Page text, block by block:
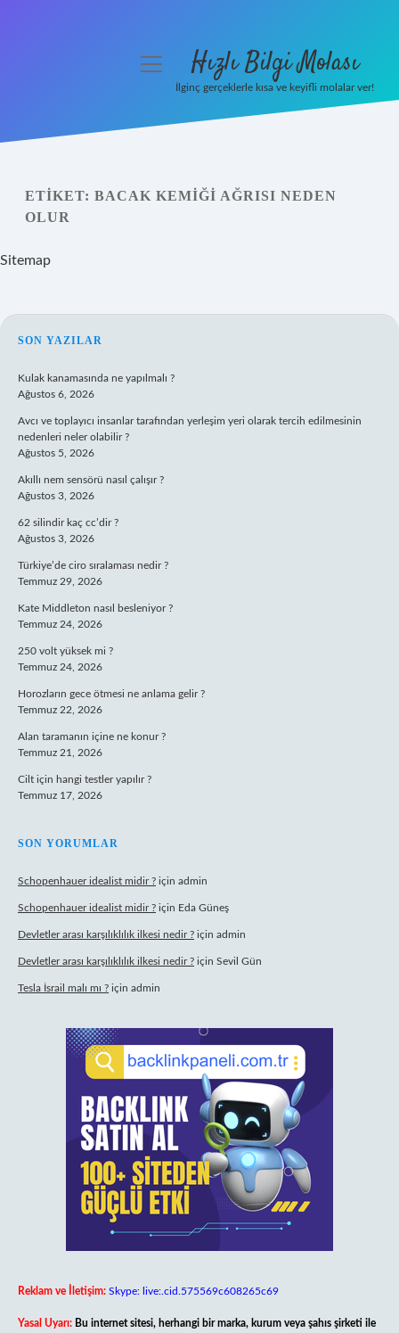
Yasal Uyarı
menüyüHızlı Bilgi Molası
İlginç gerçeklerle kısa ve keyifli molalar ver!
ETIKET: BACAK KEMIĞI AĞRISI NEDEN
OLUR
Sitemap
SIDEBAR
SON YAZILAR
Kulak kanamasında ne yapılmalı ?
Ağustos 6, 2026
Avcı ve toplayıcı insanlar tarafından yerleşim yeri olarak tercih edilmesinin
nedenleri neler olabilir ?
Ağustos 5, 2026
Akıllı nem sensörü nasıl çalışır ?
Ağustos 3, 2026
62 silindir kaç cc’dir ?
Ağustos 3, 2026
Türkiye’de ciro sıralaması nedir ?
Temmuz 29, 2026
Kate Middleton nasıl besleniyor ?
Temmuz 24, 2026
250 volt yüksek mi ?
Temmuz 24, 2026
Horozların gece ötmesi ne anlama gelir ?
Temmuz 22, 2026
Alan taramanın içine ne konur ?
Temmuz 21, 2026
Cilt için hangi testler yapılır ?
Temmuz 17, 2026
SON YORUMLAR
Schopenhauer idealist midir ? için admin
Schopenhauer idealist midir ? için Eda Güneş
Devletler arası karşılıklılık ilkesi nedir ? için admin
Devletler arası karşılıklılık ilkesi nedir ? için Sevil Gün
Tesla İsrail malı mı ? için admin
Reklam ve İletişim: Skype: live:.cid.575569c608265c69
Yasal Uyarı: Bu internet sitesi, herhangi bir marka, kurum veya şahıs şirketi ile